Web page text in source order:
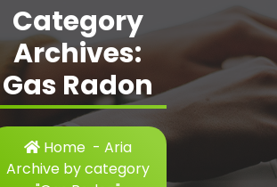
Category
Archives:
Gas Radon
Home- Aria
Archive by category